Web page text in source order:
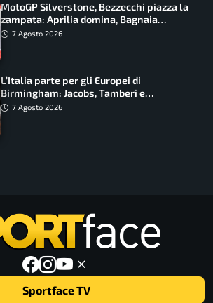
MotoGP Silverstone, Bezzecchi piazza la
zampata: Aprilia domina, Bagnaia
costretto al Q1
7 Agosto 2026
L’Italia parte per gli Europei di
Birmingham: Jacobs, Tamberi e
Battocletti guidano una spedizione
7 Agosto 2026
Sportface TV